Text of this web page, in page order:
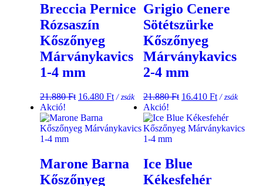
Breccia Pernice
Rózsaszín
Kőszőnyeg
Márványkavics
1-4 mm
21.880Ft 16.480 Ft/ zsák
Grigio Cenere
Sötétszürke
Kőszőnyeg
Márványkavics
2-4 mm
21.880Ft 16.410 Ft/ zsák
Akció!
Marone Barna
Kőszőnyeg
Akció!
Ice Blue
Kékesfehér